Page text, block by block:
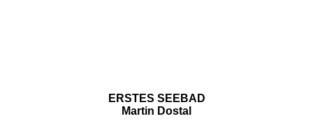
ERSTES SEEBAD
Martin Dostal